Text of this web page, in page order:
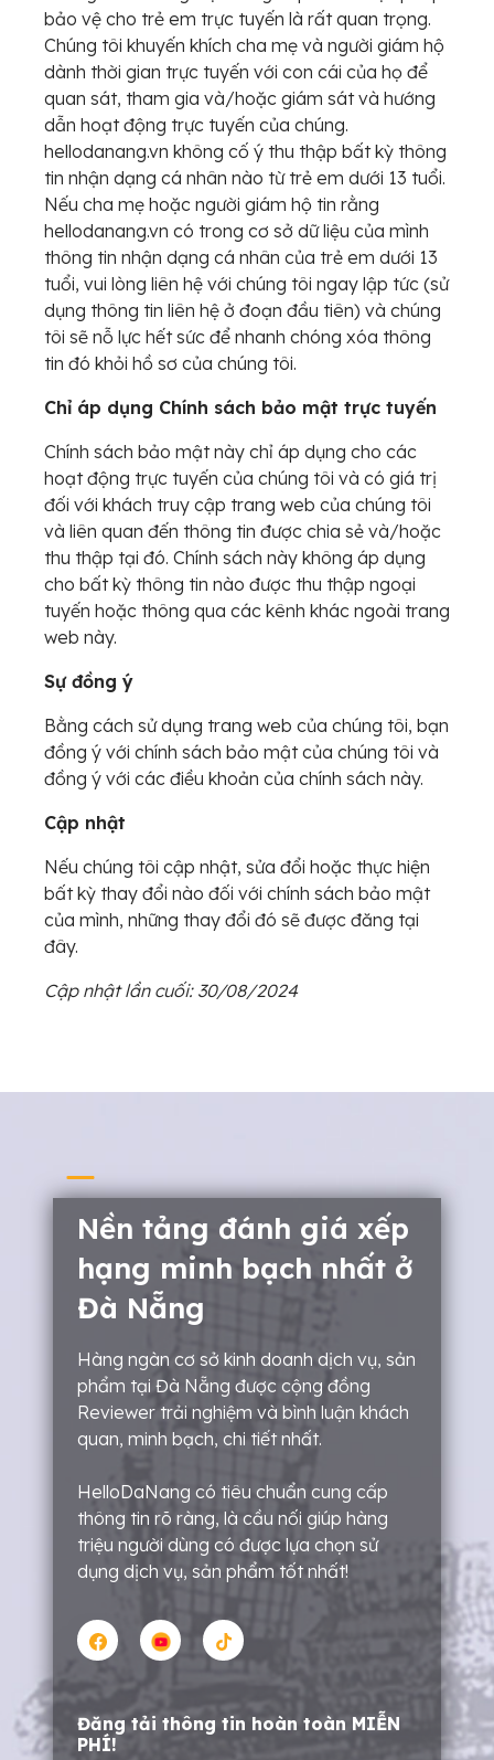
bảo vệ cho trẻ em trực tuyến là rất quan trọng.
Chúng tôi khuyến khích cha mẹ và người giám hộ
dành thời gian trực tuyến với con cái của họ để
quan sát, tham gia và/hoặc giám sát và hướng
dẫn hoạt động trực tuyến của chúng.
hellodanang.vn không cố ý thu thập bất kỳ thông
tin nhận dạng cá nhân nào từ trẻ em dưới 13 tuổi.
Nếu cha mẹ hoặc người giám hộ tin rằng
hellodanang.vn có trong cơ sở dữ liệu của mình
thông tin nhận dạng cá nhân của trẻ em dưới 13
tuổi, vui lòng liên hệ với chúng tôi ngay lập tức (sử
dụng thông tin liên hệ ở đoạn đầu tiên) và chúng
tôi sẽ nỗ lực hết sức để nhanh chóng xóa thông
tin đó khỏi hồ sơ của chúng tôi.
Chỉ áp dụng Chính sách bảo mật trực tuyến
Chính sách bảo mật này chỉ áp dụng cho các
hoạt động trực tuyến của chúng tôi và có giá trị
đối với khách truy cập trang web của chúng tôi
và liên quan đến thông tin được chia sẻ và/hoặc
thu thập tại đó. Chính sách này không áp dụng
cho bất kỳ thông tin nào được thu thập ngoại
tuyến hoặc thông qua các kênh khác ngoài trang
web này.
Sự đồng ý
Bằng cách sử dụng trang web của chúng tôi, bạn
đồng ý với chính sách bảo mật của chúng tôi và
đồng ý với các điều khoản của chính sách này.
Cập nhật
Nếu chúng tôi cập nhật, sửa đổi hoặc thực hiện
bất kỳ thay đổi nào đối với chính sách bảo mật
của mình, những thay đổi đó sẽ được đăng tại
đây.
Cập nhật lần cuối: 30/08/2024
Nền tảng đánh giá xếp
hạng minh bạch nhất ở
Đà Nẵng
Hàng ngàn cơ sở kinh doanh dịch vụ, sản
phẩm tại Đà Nẵng được cộng đồng
Reviewer trải nghiệm và bình luận khách
quan, minh bạch, chi tiết nhất.
HelloDaNang có tiêu chuẩn cung cấp
thông tin rõ ràng, là cầu nối giúp hàng
triệu người dùng có được lựa chọn sử
dụng dịch vụ, sản phẩm tốt nhất!
Đăng tải thông tin hoàn toàn MIỄN
PHÍ!